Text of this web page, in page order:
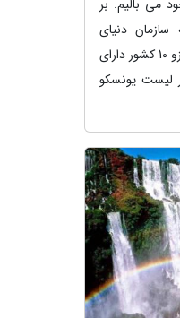
می بالیم. بر
دنیای
یونسکو ارائه شده، ایران جزو 10 کشور دارای
لیست یونسکو